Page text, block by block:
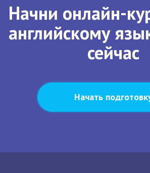
Начни онлайн-
английскому
сейчас
Начать